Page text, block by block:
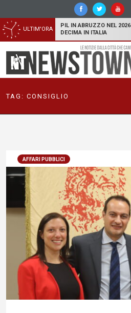
ULTIM'ORA
PIL IN ABRUZZO NEL
DECIMA IN ITALIA
TAG: CONSIGLIO
AFFARI PUBBLICI